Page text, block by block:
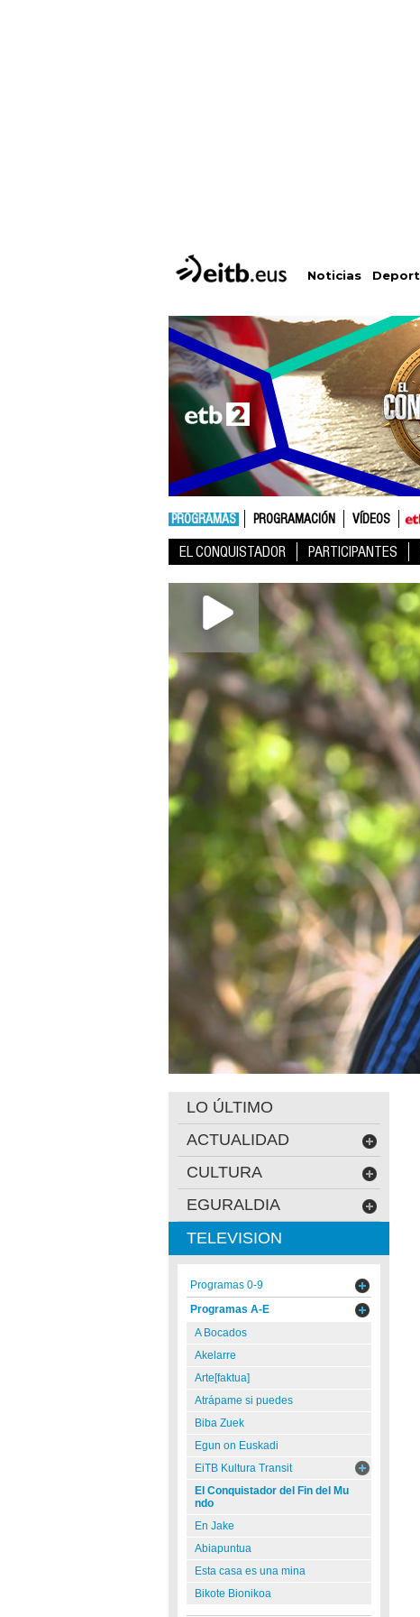
Noticias
PROGRAMAS PROGRAMACIÓN VÍDEOS
EL CONQUISTADOR PARTICIPANTES
LO ÚLTIMO
ACTUALIDAD
CULTURA
EGURALDIA
TELEVISION
Programas 0-9
Programas A-E
A Bocados
Akelarre
Arte[faktua]
Atrápame si puedes
Biba Zuek
Egun on Euskadi
EiTB Kultura Transit
El Conquistador del Fin del Mu
ndo
En Jake
Abiapuntua
Esta casa es una mina
Bikote Bionikoa